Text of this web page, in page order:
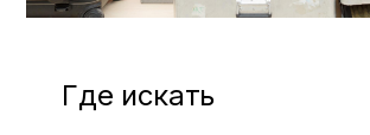
Где искать